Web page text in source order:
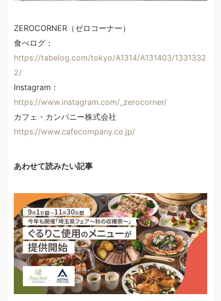
ZEROCORNER（ゼロコーナー）
食べログ：
https://tabelog.com/tokyo/A1314/A131403/1331332
2/
Instagram：
https://www.instagram.com/_zerocorner/
カフェ・カンパニー株式会社
https://www.cafecompany.co.jp/
あわせて読みたい記事